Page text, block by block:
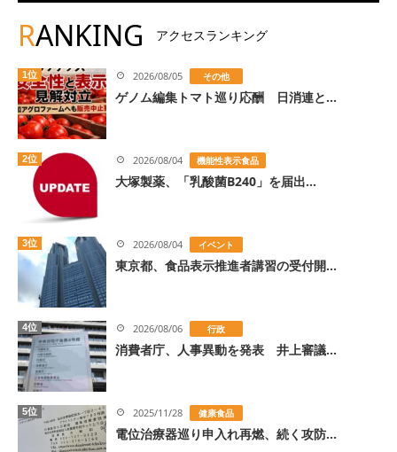
RANKING アクセスランキング
1位 2026/08/05 その他
ゲノム編集トマト巡り応酬 日消連と...
2位 2026/08/04 機能性表示食品
大塚製薬、「乳酸菌B240」を届出...
3位 2026/08/04 イベント
東京都、食品表示推進者講習の受付開...
4位 2026/08/06 行政
消費者庁、人事異動を発表 井上審議...
5位 2025/11/28 健康食品
電位治療器巡り申入れ再燃、続く攻防...